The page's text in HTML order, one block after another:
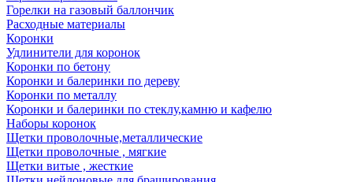
Горелки на газовый баллончик
Расходные материалы
Коронки
Удлинители для коронок
Коронки по бетону
Коронки и балеринки по дереву
Коронки по металлу
Коронки и балеринки по стеклу,камню и кафелю
Наборы коронок
Щетки проволочные,металлические
Щетки проволочные , мягкие
Щетки витые , жесткие